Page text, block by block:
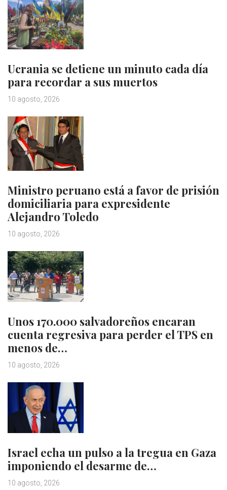
Ucrania se detiene un minuto cada día
para recordar a sus muertos
10 agosto, 2026
Ministro peruano está a favor de prisión
domiciliaria para expresidente
Alejandro Toledo
10 agosto, 2026
Unos 170.000 salvadoreños encaran
cuenta regresiva para perder el TPS en
menos de…
10 agosto, 2026
Israel echa un pulso a la tregua en Gaza
imponiendo el desarme de…
10 agosto, 2026